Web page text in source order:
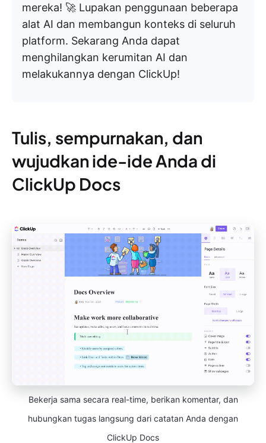
mereka! 🚀 Lupakan penggunaan beberapa
alat AI dan membangun konteks di seluruh
platform. Sekarang Anda dapat
menghilangkan kerumitan AI dan
melakukannya dengan ClickUp!
Tulis, sempurnakan, dan
wujudkan ide-ide Anda di
ClickUp Docs
Bekerja sama secara real-time, berikan komentar, dan
hubungkan tugas langsung dari catatan Anda dengan
ClickUp Docs